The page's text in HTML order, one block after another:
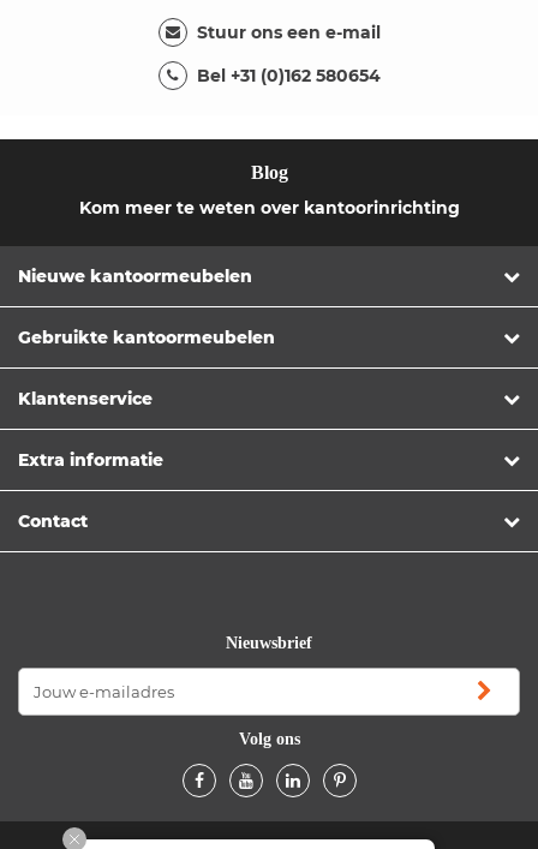
Stuur ons een e-mail
Bel +31 (0)162 580654
Blog
Kom meer te weten over kantoorinrichting
Nieuwe kantoormeubelen
Gebruikte kantoormeubelen
Klantenservice
Extra informatie
Contact
Nieuwsbrief
Volg ons